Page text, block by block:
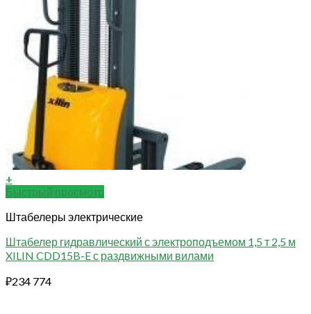
+
Быстрый просмотр
Штабелеры электрические
Штабелер гидравлический с электроподъемом 1,5 т 2,5 м
XILIN CDD15B-E с раздвижными вилами
₽234 774